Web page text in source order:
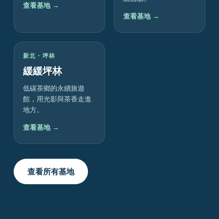
查看基地 →
查看基地 →
新北・坪林
緩緩坪林
低碳茶鄉的永續旅遊
館，用光影與茶香走進
地方。
查看基地 →
查看所有基地